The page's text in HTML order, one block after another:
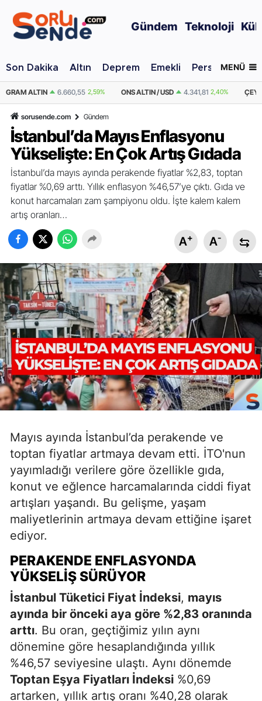
Gündem Teknoloji
Son Dakika Altın Deprem Emekli Personel Alımı
MENÜ
ONS ALTIN / USD 4.341,81 2,40% ÇEYREK ALTIN 10.889,99 2,59%
sorusende.com Gündem
İstanbul’da Mayıs Enflasyonu
Yükselişte: En Çok Artış Gıdada
İstanbul’da mayıs ayında perakende fiyatlar %2,83, toptan
fiyatlar %0,69 arttı. Yıllık enflasyon %46,57’ye çıktı. Gıda ve
konut harcamaları zam şampiyonu oldu. İşte kalem kalem
artış oranları…
A+ A-
Mayıs ayında İstanbul’da perakende ve
toptan fiyatlar artmaya devam etti. İTO'nun
yayımladığı verilere göre özellikle gıda,
konut ve eğlence harcamalarında ciddi fiyat
artışları yaşandı. Bu gelişme, yaşam
maliyetlerinin artmaya devam ettiğine işaret
ediyor.
PERAKENDE ENFLASYONDA
YÜKSELIŞ SÜRÜYOR
İstanbul Tüketici Fiyat İndeksi, mayıs
ayında bir önceki aya göre %2,83 oranında
arttı. Bu oran, geçtiğimiz yılın aynı
dönemine göre hesaplandığında yıllık
%46,57 seviyesine ulaştı. Aynı dönemde
Toptan Eşya Fiyatları İndeksi %0,69
artarken, yıllık artış oranı %40,28 olarak